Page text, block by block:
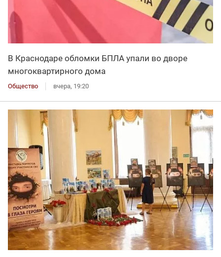
В Краснодаре обломки БПЛА упали во дворе
многоквартирного дома
Общество вчера, 19:20